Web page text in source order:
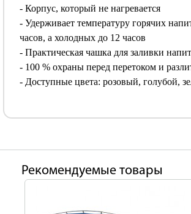
- Корпус, который не нагревается
- Удерживает температуру горячих
часов, а холодных до 12 часов
- Практическая чашка для заливки
- 100 % охраны перед перетоком и
- Доступные цвета: розовый, голубой,
Рекомендуемые товары